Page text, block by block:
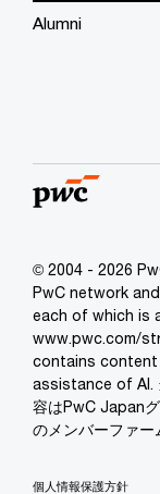
Alumni
© 2004 - 2026
PwC network
each of which is
www.pwc.com/
contains
assistance of AI.
容はPwC Japan
のメンバーファー
個人情報保護方針